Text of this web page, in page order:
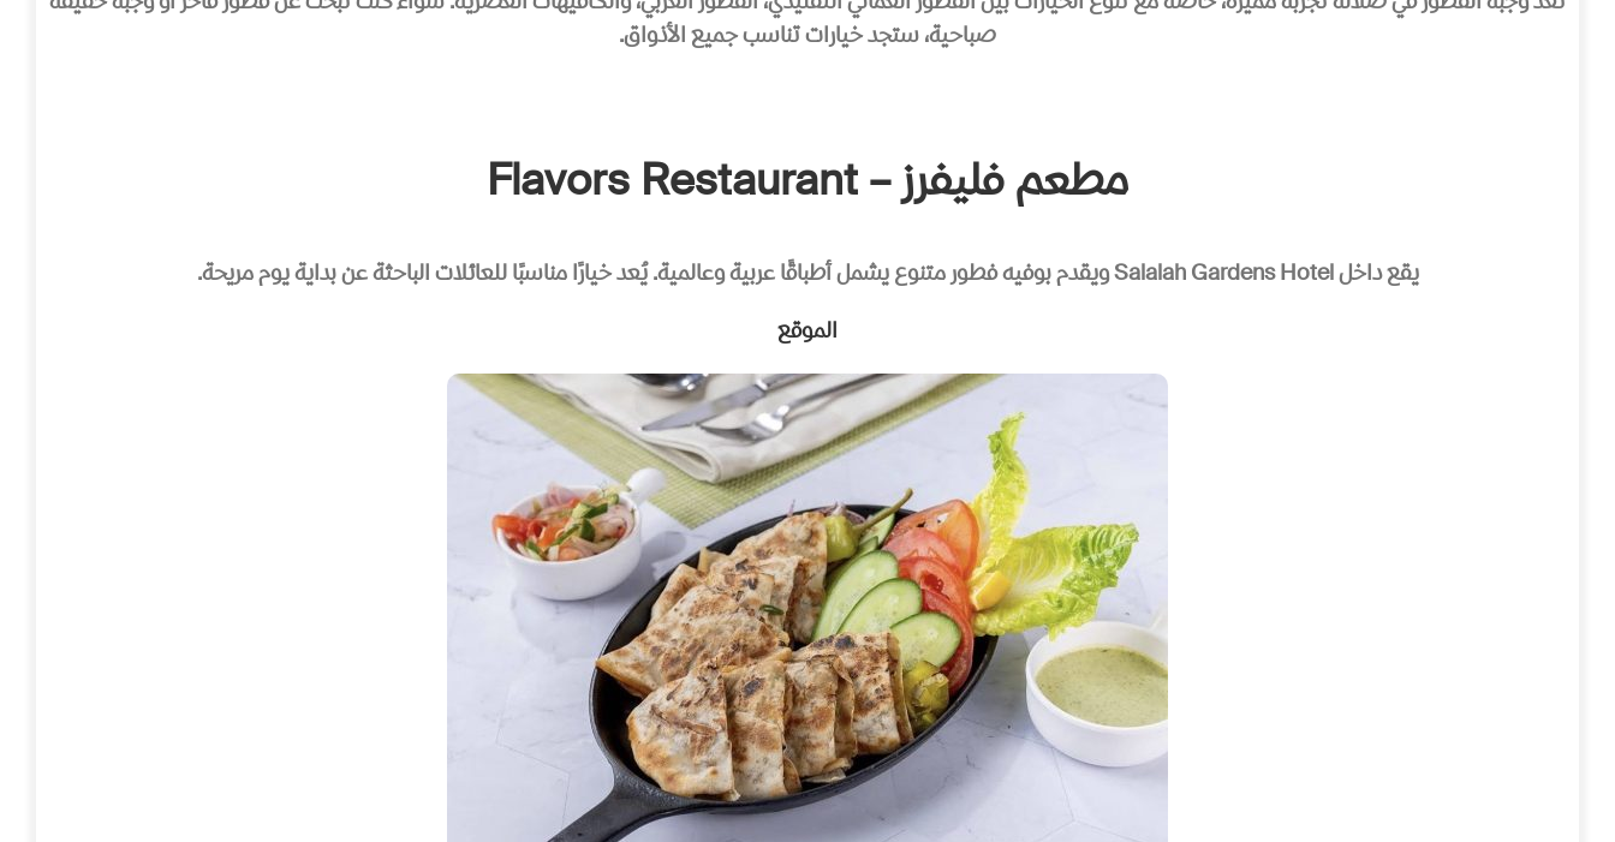
صباحية، ستجد خيارات تناسب جميع الأذواق.
مطعم فليفرز – Flavors Restaurant
يقع داخل Salalah Gardens Hotel ويقدم بوفيه فطور متنوع يشمل أطباقًا عربية وعالمية. يُعد خيارًا مناسبًا للعائلات الباحثة عن بداية يوم مريحة.
الموقع